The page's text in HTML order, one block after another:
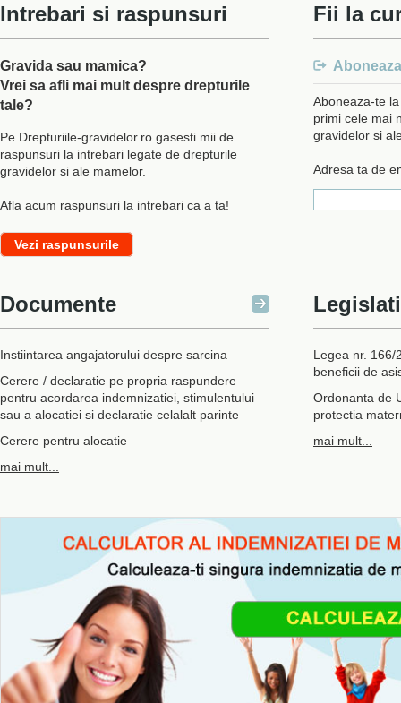
Intrebari si raspunsuri
Gravida sau mamica?
Vrei sa afli mai mult despre drepturile
tale?
Pe Drepturiile-gravidelor.ro gasesti mii de
raspunsuri la intrebari legate de drepturile
gravidelor si ale mamelor.
Afla acum raspunsuri la intrebari ca a ta!
Vezi raspunsurile
Fii la
Aboneaza-te
primi cele mai
gravidelor si
Adresa ta de
Documente
Instiintarea angajatorului despre sarcina
Cerere / declaratie pe propria raspundere
pentru acordarea indemnizatiei, stimulentului
sau a alocatiei si declaratie celalalt parinte
Cerere pentru alocatie
mai mult...
Legea nr. 166/
beneficii de
Ordonanta de
protectia
mai mult...